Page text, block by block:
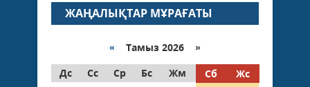
ЖАҢАЛЫҚТАР МҰРАҒАТЫ
« Тамыз 2026 »
Дс
Сс Ср Бс Жм Сб
Жс